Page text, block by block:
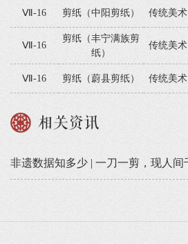
Ⅶ-16 剪纸（中阳剪纸） 传统美术
Ⅶ-16
剪纸（丰宁满族剪
纸）
传统美术
Ⅶ-16 剪纸（蔚县剪纸） 传统美术
相关资讯
非遗数据知多少 | 一刀一剪，现人间